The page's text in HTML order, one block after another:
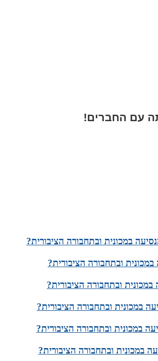
עם החברים!
במכונית ובתחבורה הציבורית?
ובתחבורה הציבורית?
ובתחבורה הציבורית?
במכונית ובתחבורה הציבורית?
במכונית ובתחבורה הציבורית?
במכונית ובתחבורה הציבורית?